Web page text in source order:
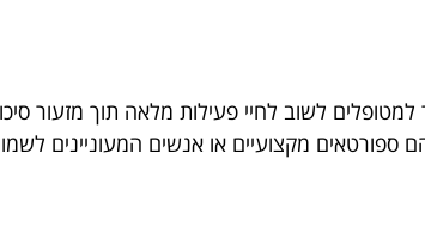
לשוב לחיי פעילות מלאה תוך מזעור
ספורטאים מקצועיים או אנשים המעוניינים